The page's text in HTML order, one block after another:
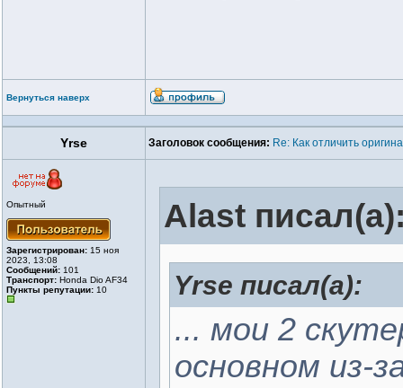
Вернуться наверх
Yrse Заголовок сообщения: Re: Как отличить
Опытный
Зарегистрирован: 15 ноя
2023, 13:08
Сообщений: 101
Транспорт: Honda Dio AF34
Пункты репутации: 10
Alast
Yrse писал(а):
... мои 2
основном из-